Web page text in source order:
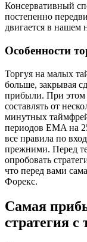
Консервативный
постепенно
двигается в нашем
Особенности
Торгуя на малых
больше, закрывая
прибыли. При этом
составлять от
минутных
периодов EMA на
все правила по
прежними. Перед
опробовать
что перед вами
Форекс.
Самая
стратегия